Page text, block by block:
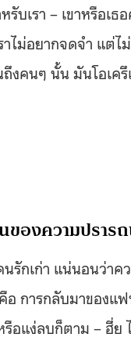
บเรา – เขาหรือเ
ม่อยากจดจำ แต่ไ
คนๆ นั้น มันโอเครึ
องความปราร
รักเก่า แน่นอนว่า
อ การกลับมาของแ
อแง่ลบก็ตาม – ฮึ่ย